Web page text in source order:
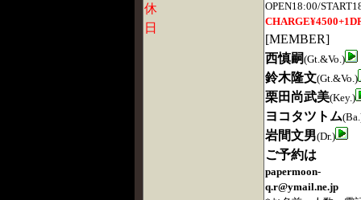
休
日
OPEN18:00/
[MEMBER]
西慎嗣(Gt.&Vo.)
鈴木隆文(Gt.&Vo.)
栗田尚武美(Key.)
ヨコタツトム
岩間文男(Dr.)
ご予約は
papermoon-
q.r@ymail.ne.jp